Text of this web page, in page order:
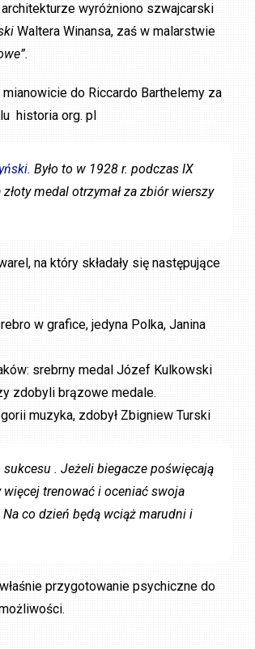
wyróżniono szwajcarski
Waltera Winansa, zaś w malarstwie
do Riccardo Barthelemy za
historia org. pl
Było to w 1928 r. podczas IX
medal otrzymał za zbiór wierszy
na który składały się następujące
w grafice, jedyna Polka, Janina
srebrny medal Józef Kulkowski
zdobyli brązowe medale.
muzyka, zdobył Zbigniew Turski
. Jeżeli biegacze poświęcają
trenować i oceniać swoja
co dzień będą wciąż marudni i
przygotowanie psychiczne do